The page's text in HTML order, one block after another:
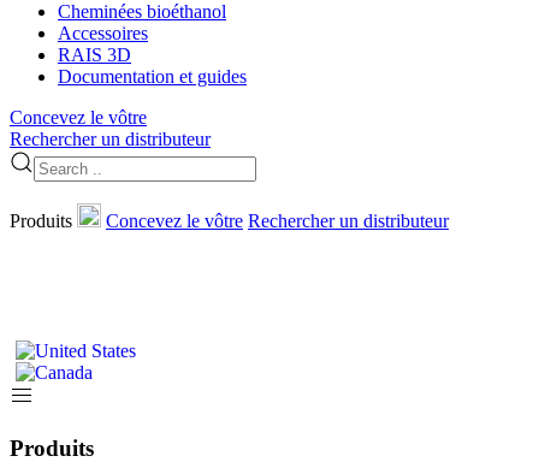
Cheminées bioéthanol
Accessoires
RAIS 3D
Documentation et guides
Concevez le vôtre
Rechercher un distributeur
Produits Concevez le vôtre Rechercher un distributeur
Produits